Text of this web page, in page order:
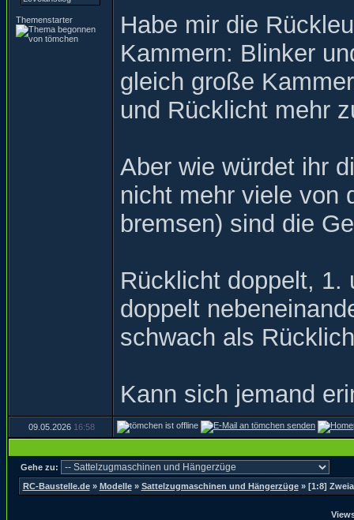
Themenstarter
Habe mir die
Kammern: Blinker
gleich große
und Rücklicht mehr
Aber wie würdet ihr
nicht mehr viele von
bremsen) sind die
Rücklicht doppelt, 1.
doppelt
schwach als
Kann sich jemand
09.05.2026 16:58
Gehe zu:
RC-Baustelle.de» Modelle» Sattelzugmaschinen und Hängerzüge» [1:8]